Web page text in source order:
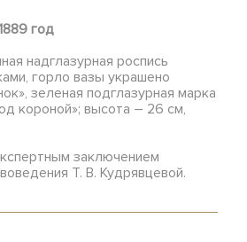
год
надглазурная роспись
горло вазы украшено
зеленая подглазурная марка
короной»; высота – 26 см,
заключением
Т. В. Кудрявцевой.